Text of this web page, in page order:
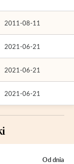
2011-08-11
2021-06-21
2021-06-21
2021-06-21
Od dnia